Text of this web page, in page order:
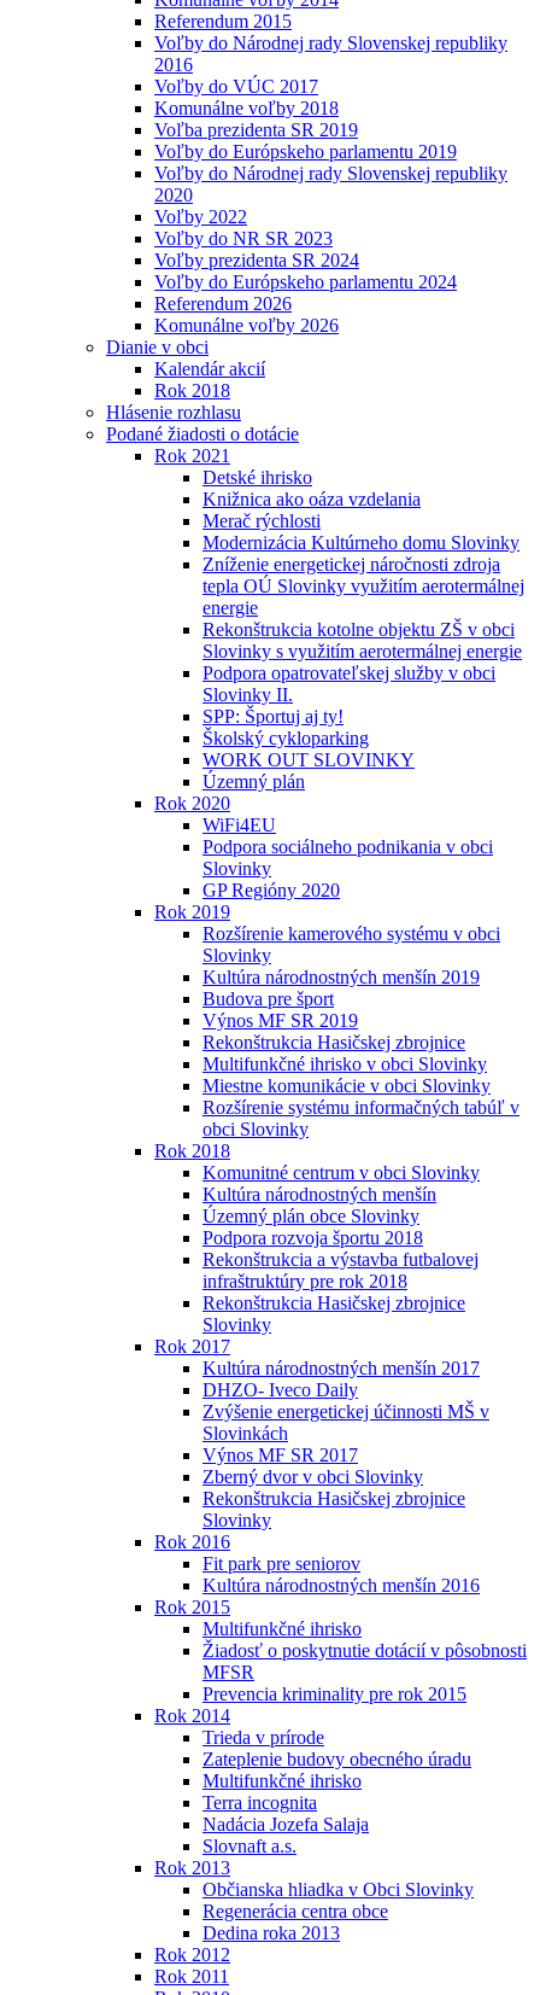
Referendum 2015
Voľby do Národnej rady Slovenskej republiky
2016
Voľby do VÚC 2017
Komunálne voľby 2018
Voľba prezidenta SR 2019
Voľby do Európskeho parlamentu 2019
Voľby do Národnej rady Slovenskej republiky
2020
Voľby 2022
Voľby do NR SR 2023
Voľby prezidenta SR 2024
Voľby do Európskeho parlamentu 2024
Referendum 2026
Komunálne voľby 2026
Dianie v obci
Kalendár akcií
Rok 2018
Hlásenie rozhlasu
Podané žiadosti o dotácie
Rok 2021
Detské ihrisko
Knižnica ako oáza vzdelania
Merač rýchlosti
Modernizácia Kultúrneho domu Slovinky
Zníženie energetickej náročnosti zdroja
tepla OÚ Slovinky využitím aerotermálnej
energie
Rekonštrukcia kotolne objektu ZŠ v obci
Slovinky s využitím aerotermálnej energie
Podpora opatrovateľskej služby v obci
Slovinky II.
SPP: Športuj aj ty!
Školský cykloparking
WORK OUT SLOVINKY
Územný plán
Rok 2020
WiFi4EU
Podpora sociálneho podnikania v obci
Slovinky
GP Regióny 2020
Rok 2019
Rozšírenie kamerového systému v obci
Slovinky
Kultúra národnostných menšín 2019
Budova pre šport
Výnos MF SR 2019
Rekonštrukcia Hasičskej zbrojnice
Multifunkčné ihrisko v obci Slovinky
Miestne komunikácie v obci Slovinky
Rozšírenie systému informačných tabúľ v
obci Slovinky
Rok 2018
Komunitné centrum v obci Slovinky
Kultúra národnostných menšín
Územný plán obce Slovinky
Podpora rozvoja športu 2018
Rekonštrukcia a výstavba futbalovej
infraštruktúry pre rok 2018
Rekonštrukcia Hasičskej zbrojnice
Slovinky
Rok 2017
Kultúra národnostných menšín 2017
DHZO- Iveco Daily
Zvýšenie energetickej účinnosti MŠ v
Slovinkách
Výnos MF SR 2017
Zberný dvor v obci Slovinky
Rekonštrukcia Hasičskej zbrojnice
Slovinky
Rok 2016
Fit park pre seniorov
Kultúra národnostných menšín 2016
Rok 2015
Multifunkčné ihrisko
Žiadosť o poskytnutie dotácií v pôsobnosti
MFSR
Prevencia kriminality pre rok 2015
Rok 2014
Trieda v prírode
Zateplenie budovy obecného úradu
Multifunkčné ihrisko
Terra incognita
Nadácia Jozefa Salaja
Slovnaft a.s.
Rok 2013
Občianska hliadka v Obci Slovinky
Regenerácia centra obce
Dedina roka 2013
Rok 2012
Rok 2011